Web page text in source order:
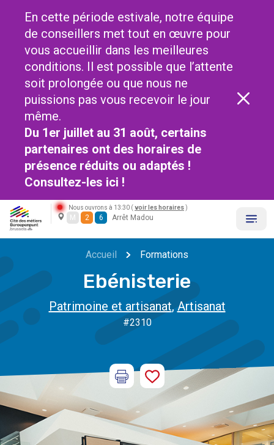
En cette période estivale, notre équipe
de conseillers met tout en œuvre pour
vous accueillir dans les meilleures
conditions. Il est possible que l’attente
soit prolongée ou que nous ne
puissions pas vous recevoir le jour
même.
Du 1er juillet au 31 août, certains
partenaires ont des horaires de
présence réduits ou adaptés !
Consultez-les ici !
Nous ouvrons à 13:30 ( voir les horaires )
M 2 6 Arrêt Madou
Accueil Formations
Ebénisterie
Patrimoine et artisanat, Artisanat
#2310